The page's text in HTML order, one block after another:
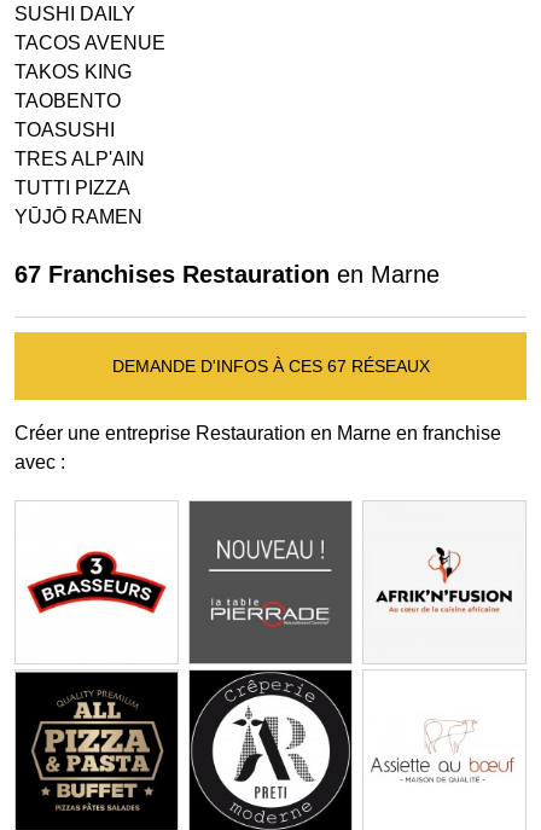
SUSHI DAILY
TACOS AVENUE
TAKOS KING
TAOBENTO
TOASUSHI
TRES ALP'AIN
TUTTI PIZZA
YŪJŌ RAMEN
67 Franchises Restauration en Marne
DEMANDE D'INFOS À CES 67 RÉSEAUX
Créer une entreprise Restauration en Marne en franchise
avec :